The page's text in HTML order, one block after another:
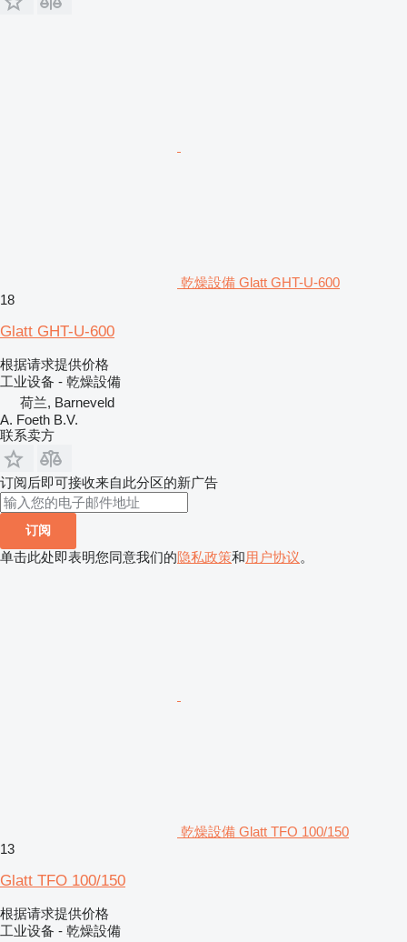
乾燥設備 Glatt GHT-U-600
18
Glatt GHT-U-600
根据请求提供价格
工业设备 - 乾燥設備
荷兰, Barneveld
A. Foeth B.V.
联系卖方
订阅后即可接收来自此分区的新广告
订阅
单击此处即表明您同意我们的隐私政策和用户协议。
乾燥設備 Glatt TFO 100/150
13
Glatt TFO 100/150
根据请求提供价格
工业设备 - 乾燥設備